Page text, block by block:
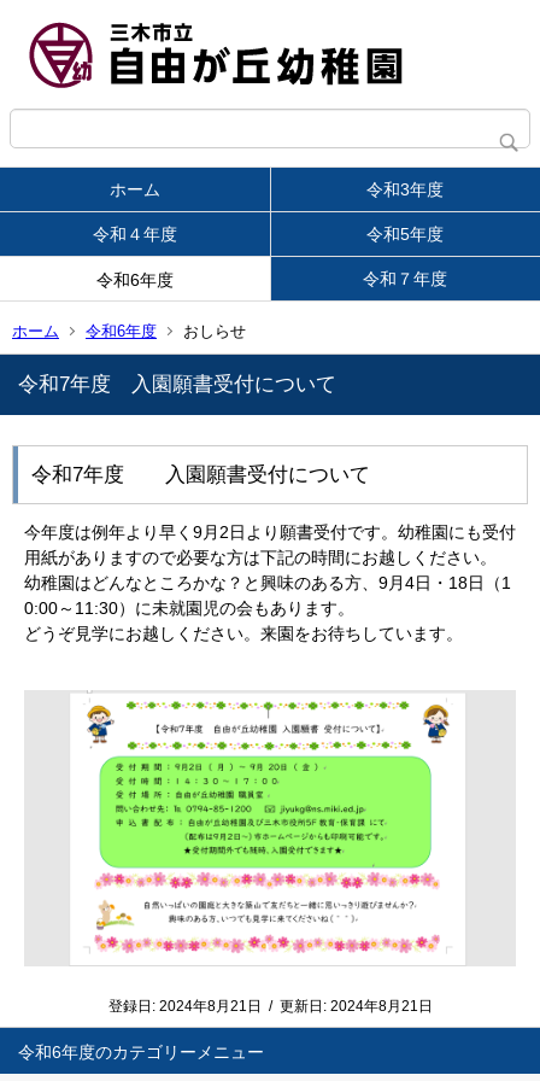
ホーム 令和3年度
令和４年度 令和5年度
令和6年度 令和７年度
ホーム 令和6年度 おしらせ
令和6年度
令和7年度 入園願書受付について
令和7年度 入園願書受付について
今年度は例年より早く9月2日より願書受付です。幼稚園にも受付
用紙がありますので必要な方は下記の時間にお越しください。
幼稚園はどんなところかな？と興味のある方、9月4日・18日（1
0:00～11:30）に未就園児の会もあります。
どうぞ見学にお越しください。来園をお待ちしています。
登録日: 2024年8月21日 / 更新日: 2024年8月21日